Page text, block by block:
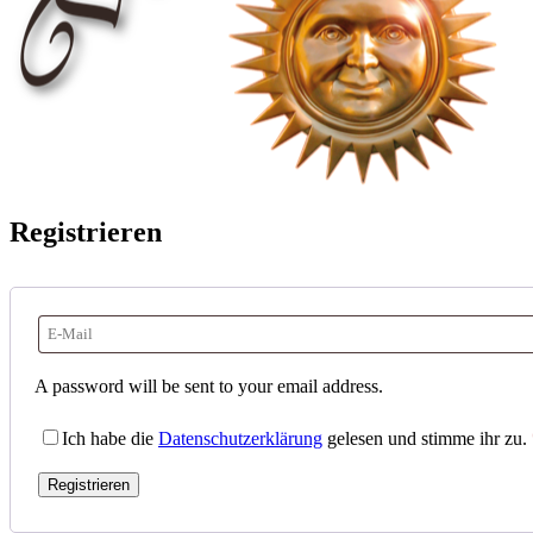
Registrieren
A password will be sent to your email address.
Ich habe die Datenschutzerklärung gelesen und stimme ihr zu.
Registrieren